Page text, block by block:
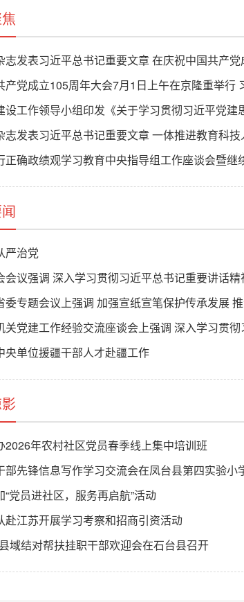
志发表习近平总书记重要文章 在庆祝中国共产
产党成立105周年大会7月1日上午在京隆重举行
设工作领导小组印发《关于学习贯彻习近平党建
志发表习近平总书记重要文章 一体推进教育科
确政绩观学习教育中央指导组工作座谈会暨继续派
严治党
会议强调 深入学习贯彻习近平总书记重要讲话
委专题会议上强调 加强宣纸宣笔保护传承发展
关党建工作经验交流座谈会上强调 深入学习贯
央单位援疆干部人才赴疆工作
2026年农村社区党员春季线上集中培训班
部先锋信息写作学习交流会在凤台县第四实验小
“党员进社区，服务再启航”活动
赴江苏开展学习考察和招商引资活动
域结对帮扶挂职干部欢迎会在石台县召开